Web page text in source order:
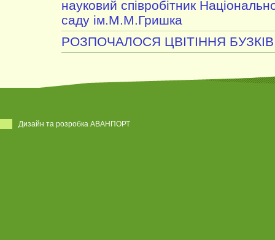
науковий співробітник
саду ім.М.М.Гришка
РОЗПОЧАЛОСЯ ЦВІТІННЯ БУЗКІВ
Дизайн та розробка АВАНПОРТ